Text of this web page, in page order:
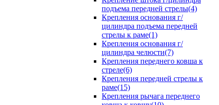
подъема передней стрелы(4)
Крепления основания г/
цилиндра подъема передней
стрелы к раме(1)
Крепления основания г/
цилиндра челюсти(7)
Крепления переднего ковша к
стреле(6)
Крепления передней стрелы к
раме(15)
Крепления рычага переднего